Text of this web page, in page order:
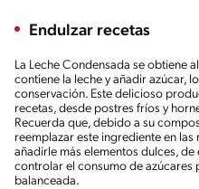
Endulzar recetas
La Leche Condensada se obtiene
contiene la leche y añadir azúcar,
conservación. Este delicioso
recetas, desde postres fríos y
Recuerda que, debido a su
reemplazar este ingrediente en
añadirle más elementos dulces,
controlar el consumo de azúcares
balanceada.